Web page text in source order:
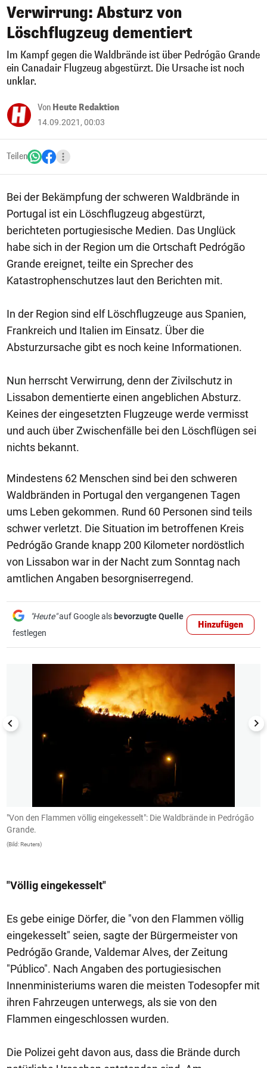
Verwirrung: Absturz von
Löschflugzeug dementiert
Im Kampf gegen die Waldbrände ist über Pedrógão Grande
ein Canadair Flugzeug abgestürzt. Die Ursache ist noch
unklar.
Von Heute Redaktion
14.09.2021, 00:03
Teilen
Bei der Bekämpfung der schweren Waldbrände in
Portugal ist ein Löschflugzeug abgestürzt,
berichteten portugiesische Medien. Das Unglück
habe sich in der Region um die Ortschaft Pedrógão
Grande ereignet, teilte ein Sprecher des
Katastrophenschutzes laut den Berichten mit.
In der Region sind elf Löschflugzeuge aus Spanien,
Frankreich und Italien im Einsatz. Über die
Absturzursache gibt es noch keine Informationen.
Nun herrscht Verwirrung, denn der Zivilschutz in
Lissabon dementierte einen angeblichen Absturz.
Keines der eingesetzten Flugzeuge werde vermisst
und auch über Zwischenfälle bei den Löschflügen sei
nichts bekannt.
Mindestens 62 Menschen sind bei den schweren
Waldbränden in Portugal den vergangenen Tagen
ums Leben gekommen. Rund 60 Personen sind teils
schwer verletzt. Die Situation im betroffenen Kreis
Pedrógão Grande knapp 200 Kilometer nordöstlich
von Lissabon war in der Nacht zum Sonntag nach
amtlichen Angaben besorgniserregend.
"Heute"auf Google als bevorzugte Quelle
festlegen
Hinzufügen
1/8
"Von den Flammen völlig eingekesselt": Die Waldbrände in Pedrógão
Grande.
(Bild: Reuters)
"Völlig eingekesselt"
Es gebe einige Dörfer, die "von den Flammen völlig
eingekesselt" seien, sagte der Bürgermeister von
Pedrógão Grande, Valdemar Alves, der Zeitung
"Público". Nach Angaben des portugiesischen
Innenministeriums waren die meisten Todesopfer mit
ihren Fahrzeugen unterwegs, als sie von den
Flammen eingeschlossen wurden.
Die Polizei geht davon aus, dass die Brände durch